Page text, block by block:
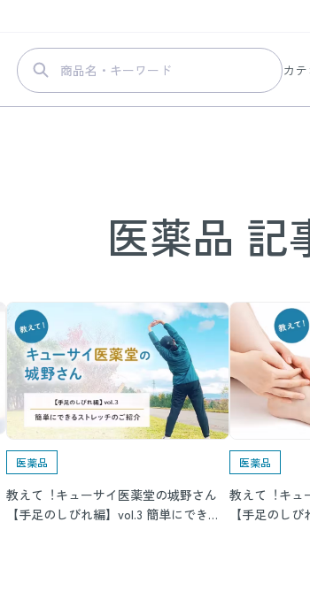
カ
医薬品 記
医薬品
教えて︕キューサイ医薬堂の城野さん
【手足のしびれ編】vol.3 簡単にできる
医薬品
教えて︕キュ
【手足のし